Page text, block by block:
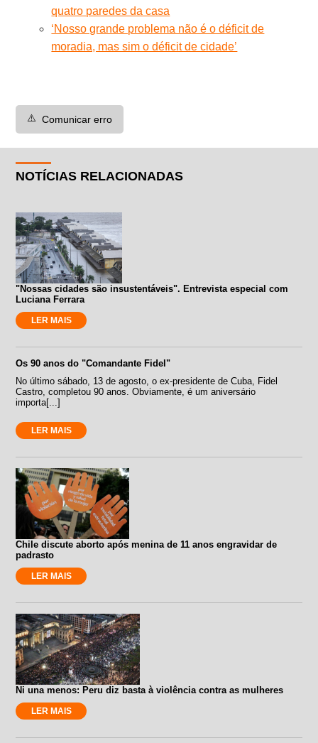
quatro paredes da casa
‘Nosso grande problema não é o déficit de
moradia, mas sim o déficit de cidade’
⚠️ Comunicar erro
NOTÍCIAS RELACIONADAS
"Nossas cidades são insustentáveis". Entrevista especial com
Luciana Ferrara
LER MAIS
Os 90 anos do "Comandante Fidel"
No último sábado, 13 de agosto, o ex-presidente de Cuba, Fidel
Castro, completou 90 anos. Obviamente, é um aniversário
importa[...]
LER MAIS
Chile discute aborto após menina de 11 anos engravidar de
padrasto
LER MAIS
Ni una menos: Peru diz basta à violência contra as mulheres
LER MAIS